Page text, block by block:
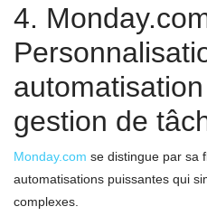
4.
gestion de
Monday.com se distingue par sa
automatisations puissantes qui
complexes.